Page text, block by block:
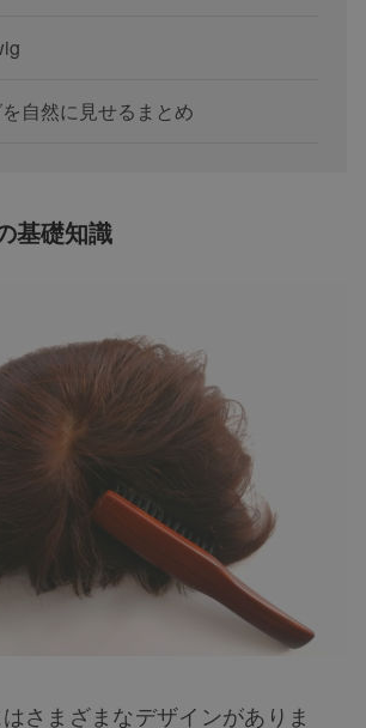
自然に見せるまとめ
基礎知識
さまざまなデザインがありま